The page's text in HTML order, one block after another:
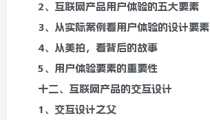
2、互联网产品用户体验的五大要素
3、从实际案例看用户体验的设计要素
4、从美拍，看背后的故事
5、用户体验要素的重要性
十二、互联网产品的交互设计
1、交互设计之父